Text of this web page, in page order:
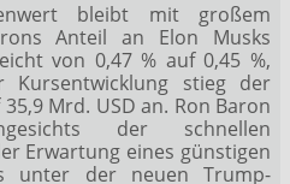
bleibt mit großem
Anteil an Elon Musks
von 0,47 % auf 0,45 %,
stieg der
Mrd. USD an. Ron Baron
der schnellen
Erwartung eines günstigen
unter der neuen Trump-